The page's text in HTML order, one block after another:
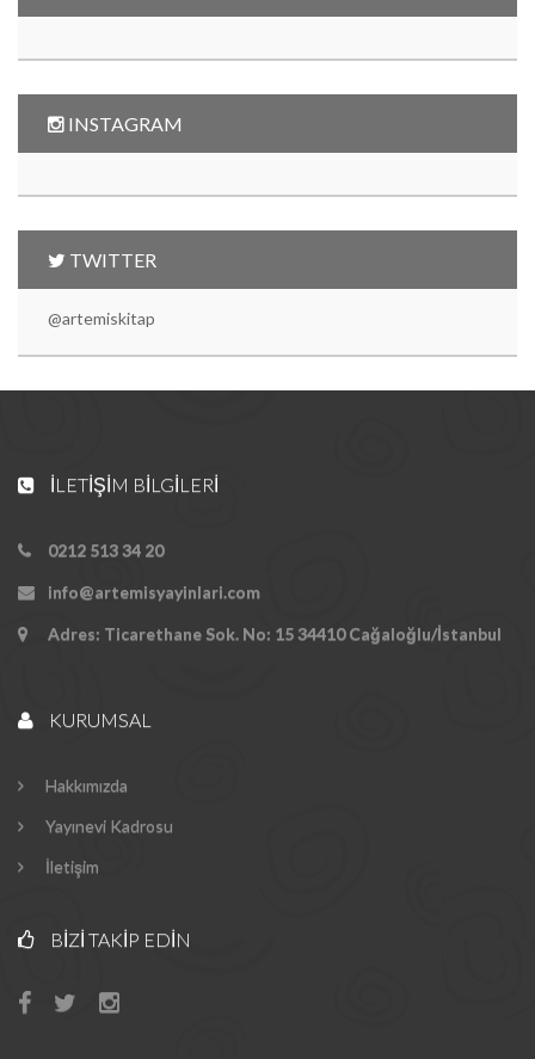
INSTAGRAM
TWITTER
@artemiskitap
İLETIŞIM BILGILERI
0212 513 34 20
info@artemisyayinlari.com
Adres: Ticarethane Sok. No: 15 34410 Cağaloğlu/İstanbul
KURUMSAL
Hakkımızda
Yayınevi Kadrosu
İletişim
BIZI TAKIP EDIN